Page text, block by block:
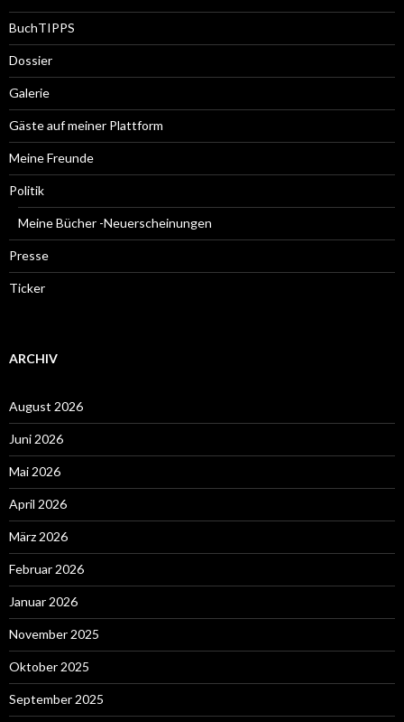
BuchTIPPS
Dossier
Galerie
Gäste auf meiner Plattform
Meine Freunde
Politik
Meine Bücher -Neuerscheinungen
Presse
Ticker
ARCHIV
August 2026
Juni 2026
Mai 2026
April 2026
März 2026
Februar 2026
Januar 2026
November 2025
Oktober 2025
September 2025